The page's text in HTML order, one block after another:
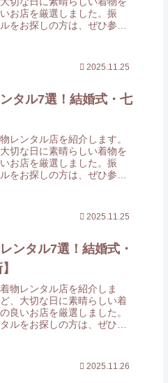
お店を厳選しました。振
をお探しの方は、ぜひ参考
2025.11.25
タル7選！結婚式・七
レンタル店を紹介します。
切な日に素晴らしい着物を
お店を厳選しました。振
をお探しの方は、ぜひ参考
2025.11.25
ンタル7選！結婚式・
物レンタル店を紹介しま
、大切な日に素晴らしい着
良いお店を厳選しました。
ルをお探しの方は、ぜひ参
2025.11.26